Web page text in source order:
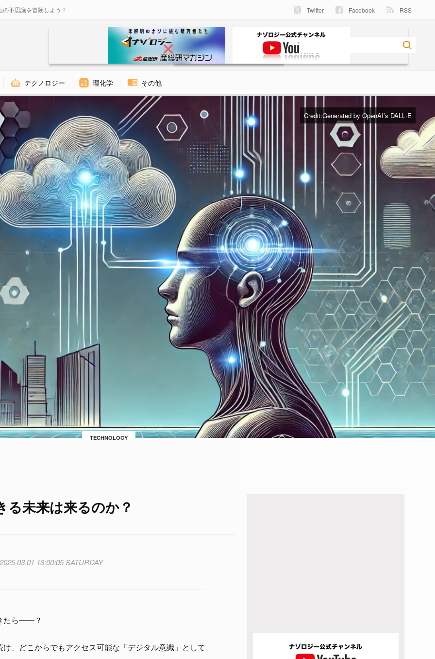
不思議を冒険しよう！ Twitter Facebook RSS
テクノロジー 理化学 その他
Credit:Generated by OpenAI’s DALL·E
TECHNOLOGY
未来は来るのか？
2025.03.01 13:00:05 SATURDAY
たら——？
、どこからでもアクセス可能な「デジタル意識」として